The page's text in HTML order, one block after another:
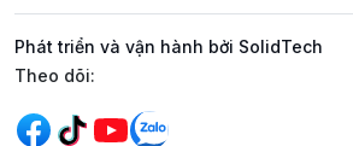
Phát triển và vận hành bởi SolidTech
Mạng xã hội
Theo dõi: